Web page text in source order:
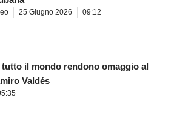
25 Giugno 2026 09:12
tutto il mondo rendono omaggio al
Valdés